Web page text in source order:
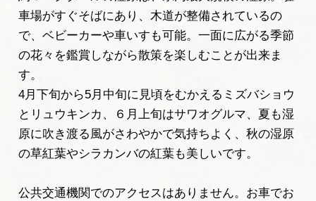
車場がすぐそばにあり、木道が整備されているの
で、ベビーカーや車いすも可能。一面に広がる季節
の花々を鑑賞しながら散策を楽しむことが出来ま
す。
4月下旬から5月中旬に見頃をむかえるミズバショウ
とリュウキンカ、６月上旬はサワオグルマ、夏も湿
原に吹き渡る風がさわやかで気持ちよく、秋の湿原
の草紅葉やシラカンバの紅葉も美しいです。
公共交通機関でのアクセスはありません。お車でお